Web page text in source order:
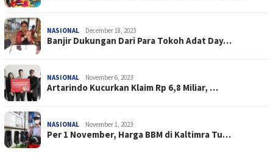
NASIONAL December 18, 2023
Banjir Dukungan Dari Para Tokoh Adat Day…
NASIONAL November 6, 2023
Artarindo Kucurkan Klaim Rp 6,8 Miliar, …
NASIONAL November 1, 2023
Per 1 November, Harga BBM di Kaltimra Tu…